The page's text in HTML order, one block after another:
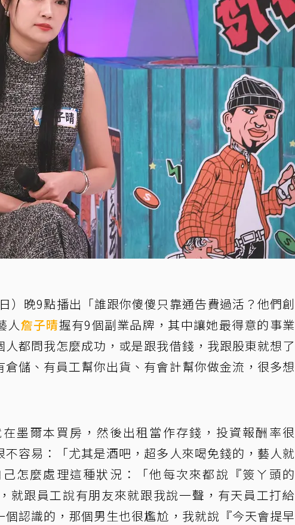
）晚9點播出「誰跟你傻傻只靠通告費過活？他們創
人詹子晴握有9個副業品牌，其中讓她最得意的事業
都問我怎麼成功，或是跟我借錢，我跟股東就想了
儲、有員工幫你出貨、有會計幫你做金流，很多想
墨爾本買房，然後出租當作存錢，投資報酬率很
容易：「尤其是酒吧，超多人來喝免錢的，藝人就
怎麼處理這種狀況：「他每次來都說『簽ㄚ頭的
就跟員工說有朋友來就跟我說一聲，有天員工打給
認識的，那個男生也很尷尬，我就說『今天會提早